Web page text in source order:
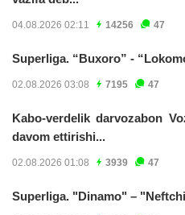
04.08.2026 02:11 14256 47
Superliga. “Buxoro” -
02.08.2026 03:08 7195 47
Kabo-verdelik darvozabon
davom ettirishi...
02.08.2026 01:08 3939 47
Superliga. "Dinamo" –